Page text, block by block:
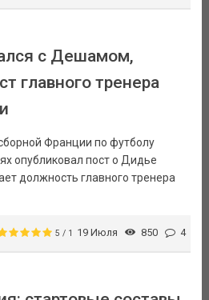
с Дешамом,
главного тренера
Франции по футболу
опубликовал пост о Дидье
должность главного тренера
5 / 1 19 Июля 850 4